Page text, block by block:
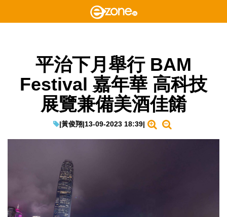
平治下月舉行 BAM
Festival 嘉年華 高科技
展覽兼備美酒佳餚
|黃俊翔|13-09-2023 18:39|